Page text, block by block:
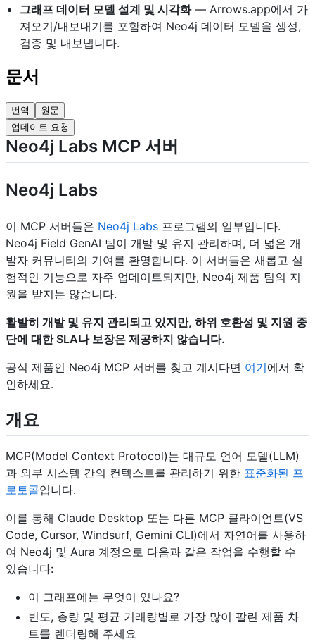
그래프 데이터 모델 설계 및 시각화— Arrows.app에서 가
져오기/내보내기를 포함하여 Neo4j 데이터 모델을 생성,
검증 및 내보냅니다.
문서
번역
원문
업데이트 요청
Neo4j Labs MCP 서버
Neo4j Labs
이 MCP 서버들은 Neo4j Labs 프로그램의 일부입니다.
Neo4j Field GenAI 팀이 개발 및 유지 관리하며, 더 넓은 개
발자 커뮤니티의 기여를 환영합니다. 이 서버들은 새롭고 실
험적인 기능으로 자주 업데이트되지만, Neo4j 제품 팀의 지
원을 받지는 않습니다.
활발히 개발 및 유지 관리되고 있지만, 하위 호환성 및 지원 중
단에 대한 SLA나 보장은 제공하지 않습니다.
공식 제품인 Neo4j MCP 서버를 찾고 계시다면 여기에서 확
인하세요.
개요
MCP(Model Context Protocol)는 대규모 언어 모델(LLM)
과 외부 시스템 간의 컨텍스트를 관리하기 위한 표준화된 프
로토콜입니다.
이를 통해 Claude Desktop 또는 다른 MCP 클라이언트(VS
Code, Cursor, Windsurf, Gemini CLI)에서 자연어를 사용하
여 Neo4j 및 Aura 계정으로 다음과 같은 작업을 수행할 수
있습니다:
이 그래프에는 무엇이 있나요?
빈도, 총량 및 평균 거래량별로 가장 많이 팔린 제품 차
트를 렌더링해 주세요